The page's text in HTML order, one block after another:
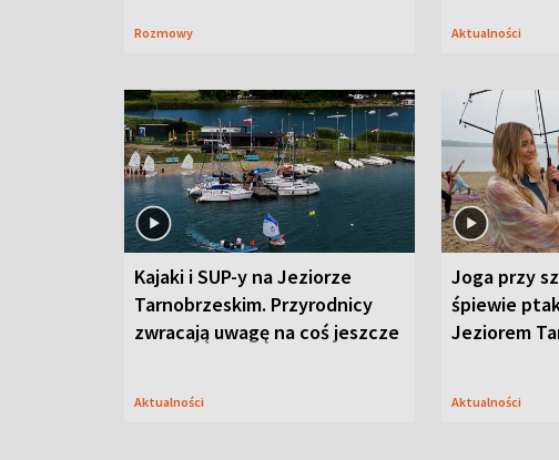
Rozmowy Aktualności
Kajaki i SUP-y na Jeziorze
Tarnobrzeskim. Przyrodnicy
zwracają uwagę na coś jeszcze
Aktualności
Joga przy
śpiewie
Jeziorem
Aktualności